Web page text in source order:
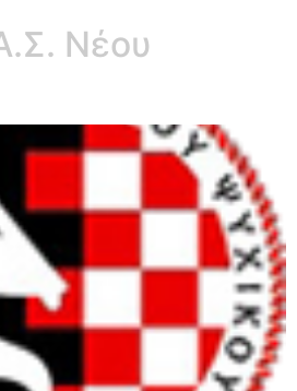
Νέου